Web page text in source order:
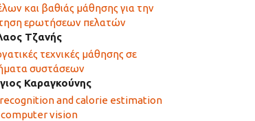
και βαθιάς μάθησης για την
ερωτήσεων πελατών
Τζανής
τεχνικές μάθησης σε
συστάσεων
Καραγκούνης
and calorie estimation
computer vision